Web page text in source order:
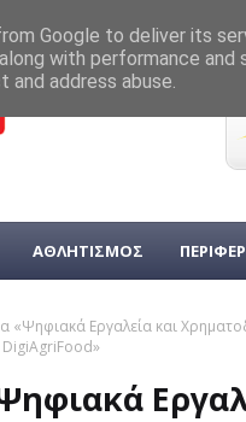
ΑΘΛΗΤΙΣΜΟΣ
«Ψηφιακά Εργαλεία και
Google to deliver its
with performance
address abuse.